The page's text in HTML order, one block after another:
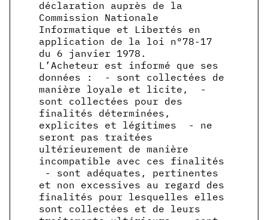
déclaration auprès de la
Commission Nationale
Informatique et Libertés en
application de la loi n°78-17
du 6 janvier 1978.
L’Acheteur est informé que ses
données : - sont collectées de
manière loyale et licite, -
sont collectées pour des
finalités déterminées,
explicites et légitimes - ne
seront pas traitées
ultérieurement de manière
incompatible avec ces finalités
- sont adéquates, pertinentes
et non excessives au regard des
finalités pour lesquelles elles
sont collectées et de leurs